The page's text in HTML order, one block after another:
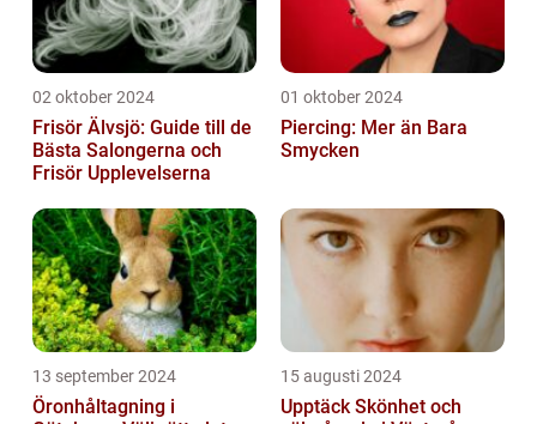
02 oktober 2024
Frisör Älvsjö: Guide till de
Bästa Salongerna och
Frisör Upplevelserna
01 oktober 2024
Piercing: Mer än Bara
Smycken
13 september 2024
Öronhåltagning i
15 augusti 2024
Upptäck Skönhet och